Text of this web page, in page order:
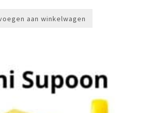
aan winkelwagen